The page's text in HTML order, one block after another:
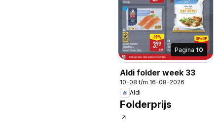
Pagina 10
Aldi folder week 33
10-08 t/m 16-08-2026
Aldi
Folderprijs